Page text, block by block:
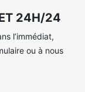
24H/24
l’immédiat,
ou à nous